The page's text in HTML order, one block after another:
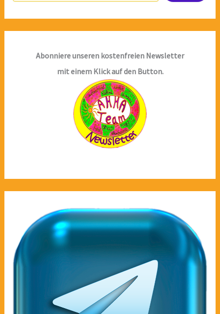
Abonniere unseren kostenfreien Newsletter
mit einem Klick auf den Button.